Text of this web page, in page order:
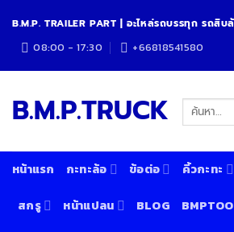
content
B.M.P. TRAILER PART | อะไหล่รถบรรทุก รถสิ
08:00 - 17:30 +66818541580
B.M.P.TRUCK ค้นหา:
หน้าแรก กะทะล้อ ข้อต่อ คิ้วกะทะ
สกรู หน้าแปลน BLOG